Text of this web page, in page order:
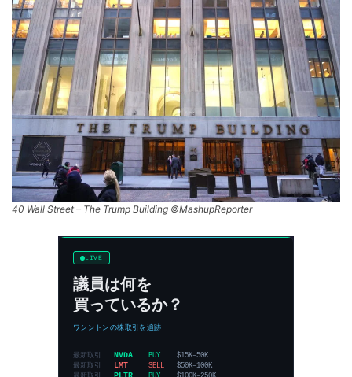
40 Wall Street – The Trump Building ©MashupReporter